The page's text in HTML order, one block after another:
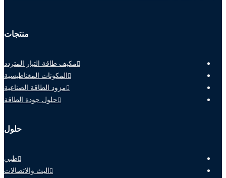
منتجات
مكيف طاقة التيار المتردد
المكونات المغناطيسية
مزود الطاقة الصناعية
حلول جودة الطاقة
حلول
طبي
البث والاتصالات